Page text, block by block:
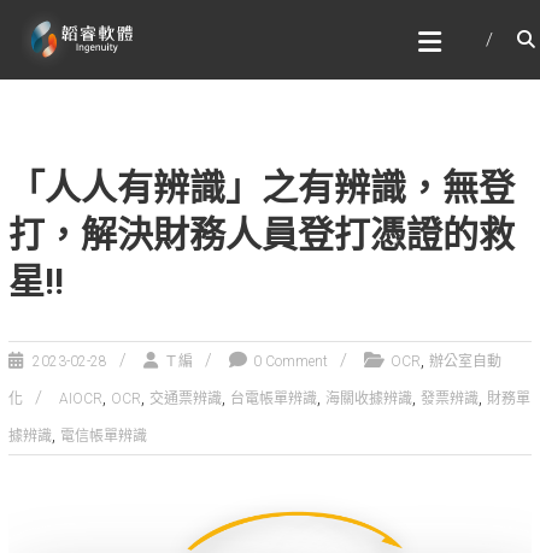
content
韜睿軟體有限公司
文字辨識與自然語言處理的專家
「人人有辨識」之有辨識，無登
打，解決財務人員登打憑證的救
星!!
2023-02-28 Ｔ編 0 Comment OCR, 辦公室自動
化 AIOCR, OCR, 交通票辨識, 台電帳單辨識, 海關收據辨識, 發票辨識, 財務單
據辨識, 電信帳單辨識